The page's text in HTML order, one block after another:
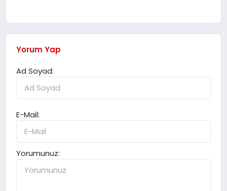
Yorum Yap
Ad Soyad:
E-Mail:
Yorumunuz: